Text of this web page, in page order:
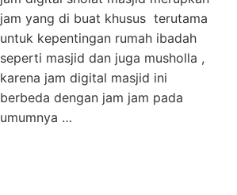
jam yang di buat khusus terutama
untuk kepentingan rumah ibadah
seperti masjid dan juga musholla ,
karena jam digital masjid ini
berbeda dengan jam jam pada
umumnya …